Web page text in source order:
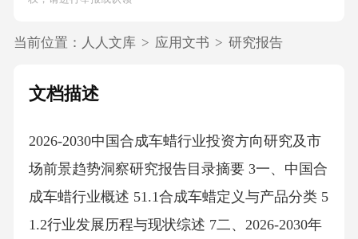
当前位置： 人人文库 > 应用文书 > 研究报告
文档描述
2026-2030中国合成车蜡行业投资方向研究及市
场前景趋势洞察研究报告目录摘要 3一、中国合
成车蜡行业概述 51.1合成车蜡定义与产品分类 5
1.2行业发展历程与现状综述 7二、2026-2030年